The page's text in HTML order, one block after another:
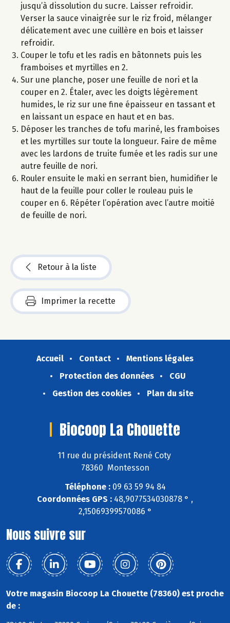
jusqu’à dissolution du sucre. Laisser refroidir.
Verser la sauce vinaigrée sur le riz froid, mélanger
délicatement avec une cuillère en bois et laisser
refroidir.
Couper le tofu et les radis en bâtonnets puis les
framboises et myrtilles en 2.
Sur une planche, poser une feuille de nori et la
couper en 2. Étaler, avec les doigts légèrement
humides, le riz sur une fine épaisseur en tassant et
en laissant un espace en haut et en bas.
Déposer les tranches de tofu mariné, les framboises
et les myrtilles sur toute la longueur. Faire de même
avec les lardons de truite fumée et les radis sur une
autre feuille de nori.
Rouler ensuite le maki en serrant bien, humidifier le
haut de la feuille pour coller le rouleau puis le
couper en 6. Répéter l’opération avec l’autre moitié
de feuille de nori.
Retour à la liste
Imprimer la recette
Accueil Contact
Mentions légales
Protection des données
CGU
Gestion des cookies
Plan du site
Biocoop La Chouette
11 rue du président René Coty
78360 Montesson
Téléphone :09 63 59 94 84
Coordonnées GPS : 48,9077534030878 ° ,
2,15069399570086 °
Nous suivre sur
Votre magasin Biocoop La Chouette (78360) est proche
de :